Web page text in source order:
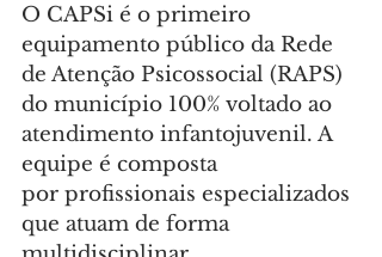
O CAPSi é o primeiro
equipamento público da Rede
de Atenção Psicossocial (RAPS)
do município 100% voltado ao
atendimento infantojuvenil. A
equipe é composta
por profissionais especializados
que atuam de forma